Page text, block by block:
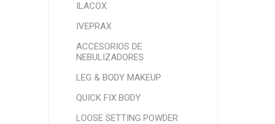
ILACOX
IVEPRAX
ACCESORIOS DE
NEBULIZADORES
LEG & BODY MAKEUP
QUICK FIX BODY
LOOSE SETTING POWDER